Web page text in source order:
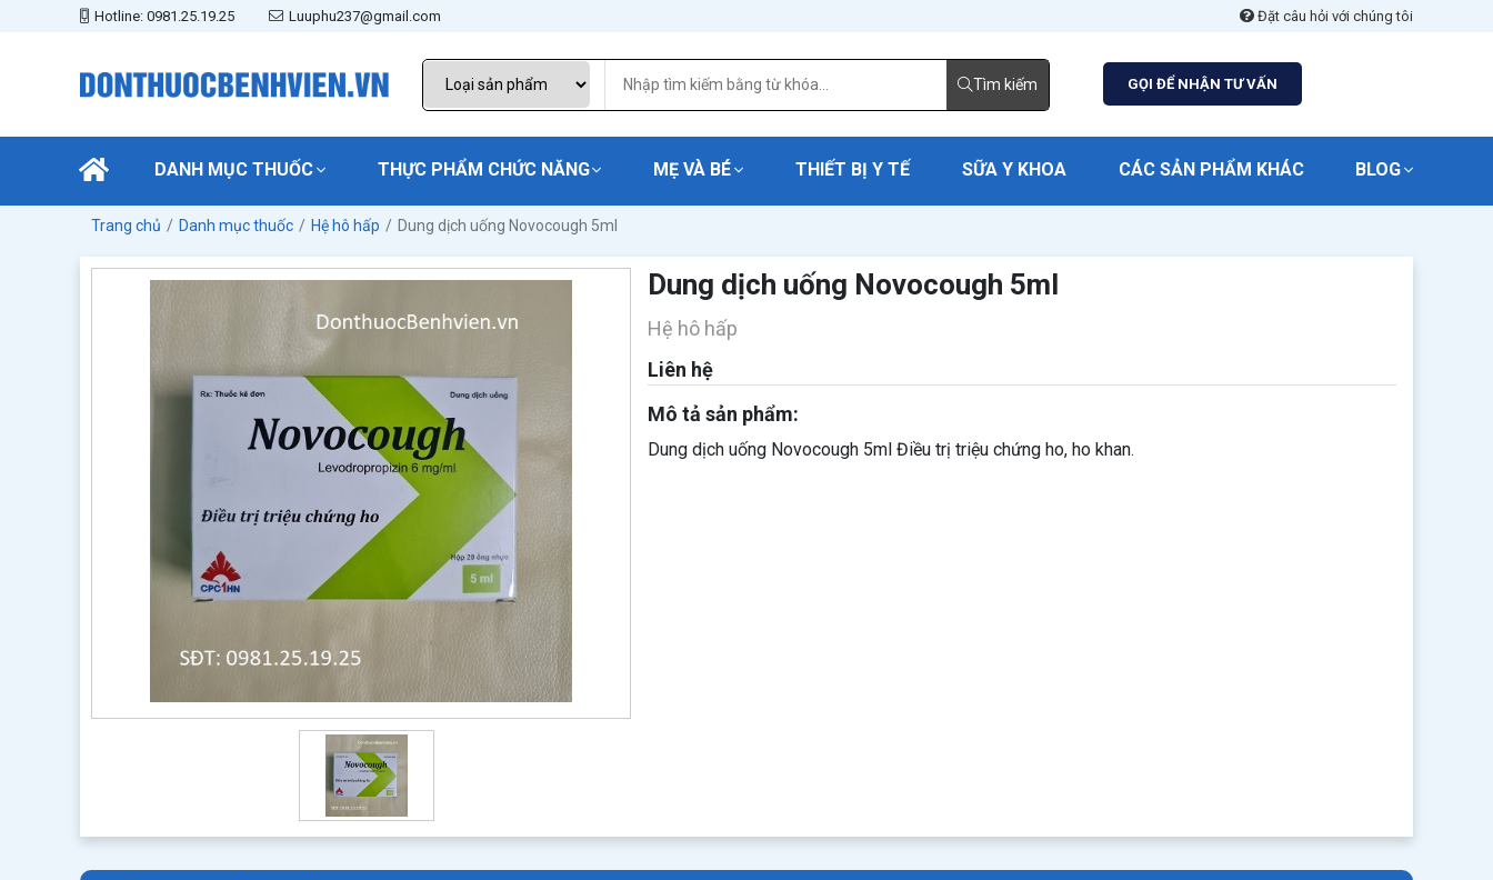
Hotline: 0981.25.19.25 Luuphu237@gmail.com Đặt câu hỏi với chúng tôi
Tìm kiếm GỌI ĐỂ NHẬN TƯ VẤN
DANH MỤC THUỐC THỰC PHẨM CHỨC NĂNG MẸ VÀ BÉ THIẾT BỊ Y TẾ SỮA Y KHOA CÁC SẢN PHẨM KHÁC BLOG
Trang chủ Danh mục thuốc Hệ hô hấp Dung dịch uống Novocough 5ml
Dung dịch uống Novocough 5ml
Hệ hô hấp
Liên hệ
Mô tả sản phẩm:
Dung dịch uống Novocough 5ml Điều trị triệu chứng ho, ho khan.